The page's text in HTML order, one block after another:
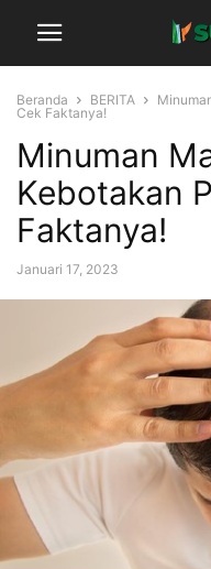
Beranda BERITA
Cek Faktanya!
Minuman
Kebotakan
Faktanya!
Januari 17, 2023